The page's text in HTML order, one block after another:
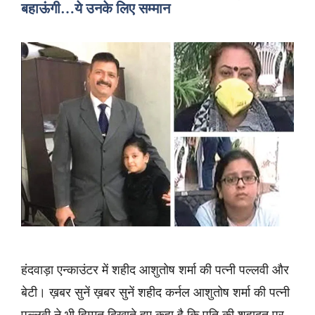
बहाऊंगी…ये उनके लिए सम्मान
हंदवाड़ा एन्काउंटर में शहीद आशुतोष शर्मा की पत्नी पल्लवी और
बेटी। ख़बर सुनें ख़बर सुनें शहीद कर्नल आशुतोष शर्मा की पत्नी